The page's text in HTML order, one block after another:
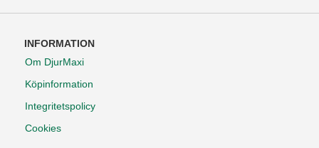
INFORMATION
Om DjurMaxi
Köpinformation
Integritetspolicy
Cookies